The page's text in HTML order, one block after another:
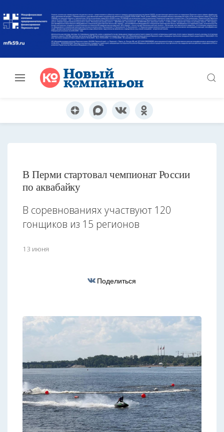
В Перми стартовал чемпионат России
по аквабайку
В соревнованиях участвуют 120
гонщиков из 15 регионов
13 июня
Поделиться